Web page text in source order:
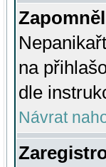
na
dle
Návrat